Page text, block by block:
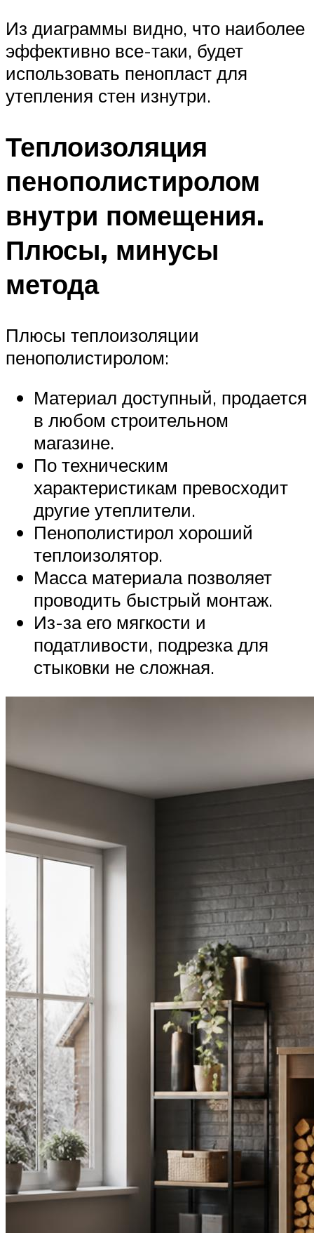
Из диаграммы видно, что наиболее
эффективно все-таки, будет
использовать пенопласт для
утепления стен изнутри.
Теплоизоляция
пенополистиролом
внутри помещения.
Плюсы, минусы
метода
Плюсы теплоизоляции
пенополистиролом:
Материал доступный, продается
в любом строительном
магазине.
По техническим
характеристикам превосходит
другие утеплители.
Пенополистирол хороший
теплоизолятор.
Масса материала позволяет
проводить быстрый монтаж.
Из-за его мягкости и
податливости, подрезка для
стыковки не сложная.